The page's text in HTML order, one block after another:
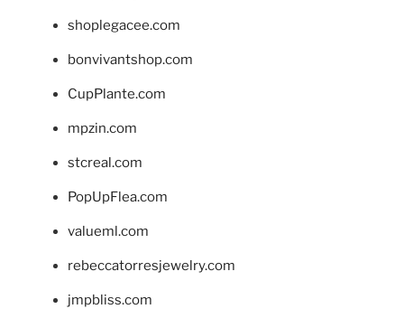
shoplegacee.com
bonvivantshop.com
CupPlante.com
mpzin.com
stcreal.com
PopUpFlea.com
valueml.com
rebeccatorresjewelry.com
jmpbliss.com